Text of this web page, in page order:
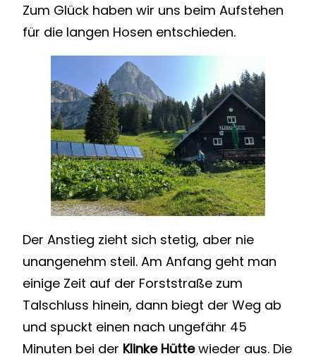
Zum Glück haben wir uns beim Aufstehen
für die langen Hosen entschieden.
Der Anstieg zieht sich stetig, aber nie
unangenehm steil. Am Anfang geht man
einige Zeit auf der Forststraße zum
Talschluss hinein, dann biegt der Weg ab
und spuckt einen nach ungefähr 45
Minuten bei der Klinke Hüttewieder aus. Die